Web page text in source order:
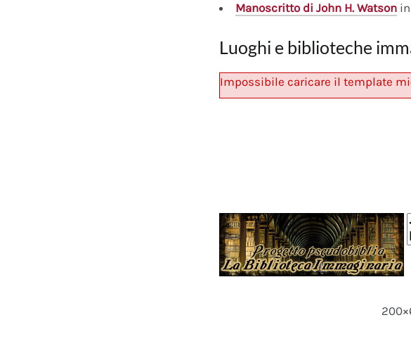
Manoscritto di John H. Watson
Luoghi e biblioteche
Impossibile caricare il template